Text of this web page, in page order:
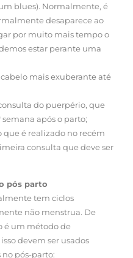
blues). Normalmente, é
desaparece ao
por muito mais tempo o
estar perante uma
mais exuberante até
do puerpério, que
semana após o parto;
é realizado no recém
consulta que deve ser
pós parto
tem ciclos
não menstrua. De
é um método de
devem ser usados
pós-parto: